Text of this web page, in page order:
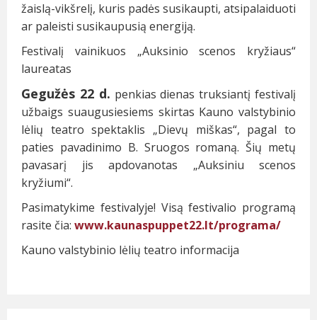
žaislą-vikšrelį, kuris padės susikaupti, atsipalaiduoti
ar paleisti susikaupusią energiją.
Festivalį vainikuos „Auksinio scenos kryžiaus“
laureatas
Gegužės 22 d. penkias dienas truksiantį festivalį
užbaigs suaugusiesiems skirtas Kauno valstybinio
lėlių teatro spektaklis „Dievų miškas“, pagal to
paties pavadinimo B. Sruogos romaną. Šių metų
pavasarį jis apdovanotas „Auksiniu scenos
kryžiumi“.
Pasimatykime festivalyje! Visą festivalio programą
rasite čia: www.kaunaspuppet22.lt/programa/
Kauno valstybinio lėlių teatro informacija